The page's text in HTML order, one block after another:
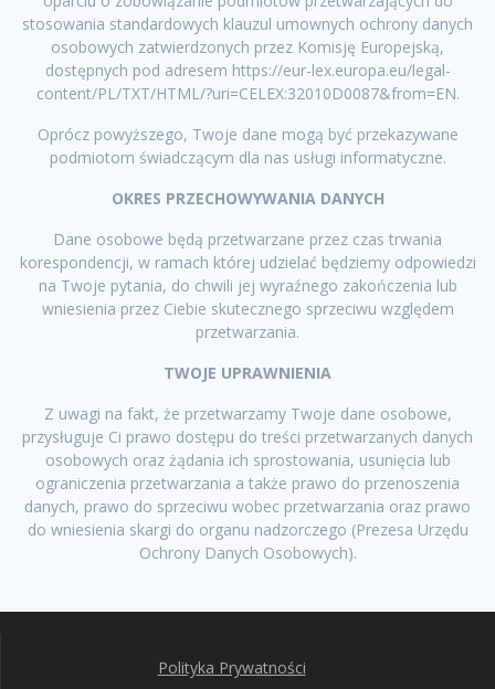
stosowania standardowych klauzul umownych ochrony danych
osobowych zatwierdzonych przez Komisję Europejską,
dostępnych pod adresem https://eur-lex.europa.eu/legal-
content/PL/TXT/HTML/?uri=CELEX:32010D0087&from=EN.
Oprócz powyższego, Twoje dane mogą być przekazywane
podmiotom świadczącym dla nas usługi informatyczne.
OKRES PRZECHOWYWANIA DANYCH
Dane osobowe będą przetwarzane przez czas trwania
korespondencji, w ramach której udzielać będziemy odpowiedzi
na Twoje pytania, do chwili jej wyraźnego zakończenia lub
wniesienia przez Ciebie skutecznego sprzeciwu względem
przetwarzania.
TWOJE UPRAWNIENIA
Z uwagi na fakt, że przetwarzamy Twoje dane osobowe,
przysługuje Ci prawo dostępu do treści przetwarzanych danych
osobowych oraz żądania ich sprostowania, usunięcia lub
ograniczenia przetwarzania a także prawo do przenoszenia
danych, prawo do sprzeciwu wobec przetwarzania oraz prawo
do wniesienia skargi do organu nadzorczego (Prezesa Urzędu
Ochrony Danych Osobowych).
Polityka Prywatności